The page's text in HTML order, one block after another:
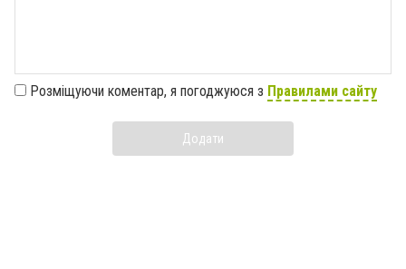
Розміщуючи коментар, я погоджуюся з Правилами сайту
Додати